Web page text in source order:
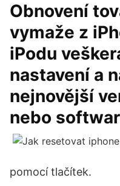
Obnovení
vymaže z
iPodu
nastavení a
nejnovější
nebo
pomocí tlačítek.